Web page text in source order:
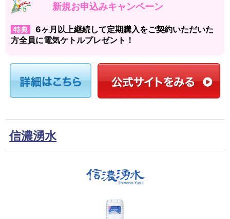
新規お申込みキャンペーン
特典
6ヶ月以上継続して定期購入をご契約いただいた
方全員に電気ケトルプレゼント！
信濃湧水